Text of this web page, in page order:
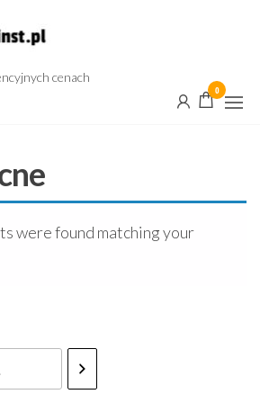
cenach
0
were found matching your